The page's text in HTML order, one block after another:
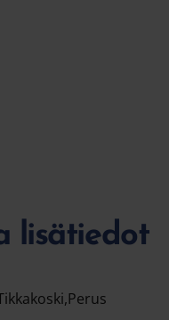
lisätiedot